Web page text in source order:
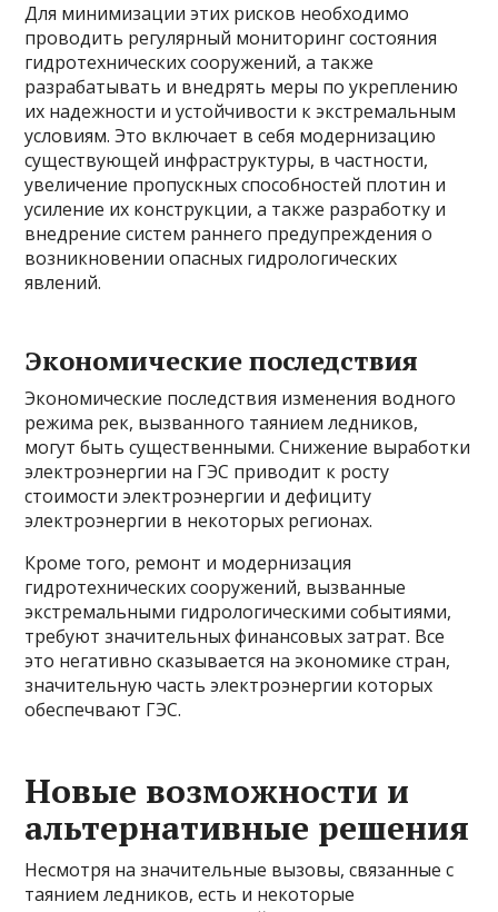
Для минимизации этих рисков необходимо
проводить регулярный мониторинг состояния
гидротехнических сооружений, а также
разрабатывать и внедрять меры по укреплению
их надежности и устойчивости к экстремальным
условиям. Это включает в себя модернизацию
существующей инфраструктуры, в частности,
увеличение пропускных способностей плотин и
усиление их конструкции, а также разработку и
внедрение систем раннего предупреждения о
возникновении опасных гидрологических
явлений.
Экономические последствия
Экономические последствия изменения водного
режима рек, вызванного таянием ледников,
могут быть существенными. Снижение выработки
электроэнергии на ГЭС приводит к росту
стоимости электроэнергии и дефициту
электроэнергии в некоторых регионах.
Кроме того, ремонт и модернизация
гидротехнических сооружений, вызванные
экстремальными гидрологическими событиями,
требуют значительных финансовых затрат. Все
это негативно сказывается на экономике стран,
значительную часть электроэнергии которых
обеспечвают ГЭС.
Новые возможности и
альтернативные решения
Несмотря на значительные вызовы, связанные с
таянием ледников, есть и некоторые